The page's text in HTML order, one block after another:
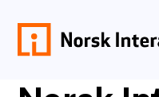
innhold